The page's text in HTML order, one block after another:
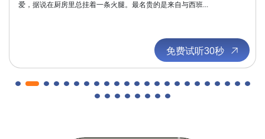
爱，据说在厨房里总挂着一条火腿。最名贵的是来自与西班...
免费试听30秒